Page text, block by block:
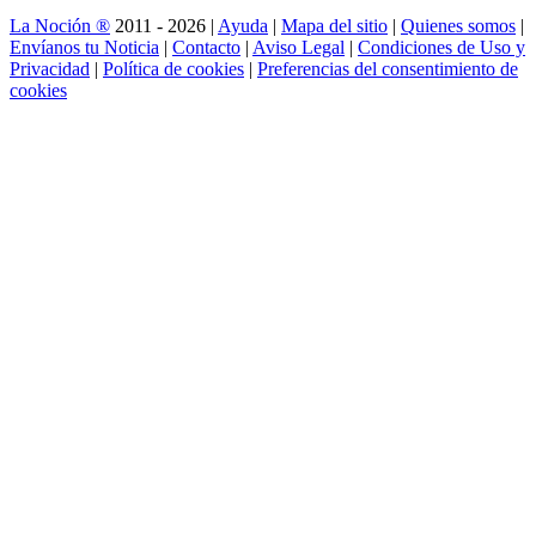
La Noción ® 2011 - 2026 | Ayuda | Mapa del sitio | Quienes somos |
Envíanos tu Noticia | Contacto | Aviso Legal | Condiciones de Uso y
Privacidad | Política de cookies | Preferencias del consentimiento de
cookies